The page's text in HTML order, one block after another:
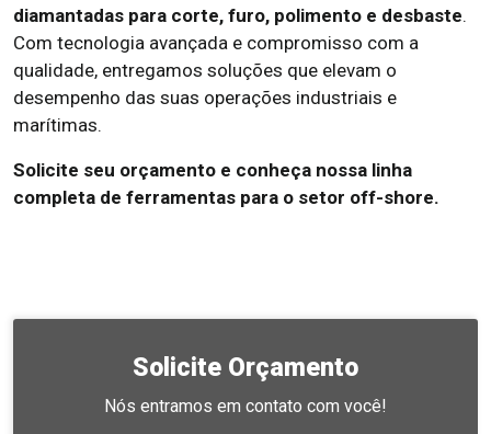
diamantadas para corte, furo, polimento e desbaste.
Com tecnologia avançada e compromisso com a
qualidade, entregamos soluções que elevam o
desempenho das suas operações industriais e
marítimas.
Solicite seu orçamento e conheça nossa linha
completa de ferramentas para o setor off-shore.
Solicite Orçamento
Nós entramos em contato com você!